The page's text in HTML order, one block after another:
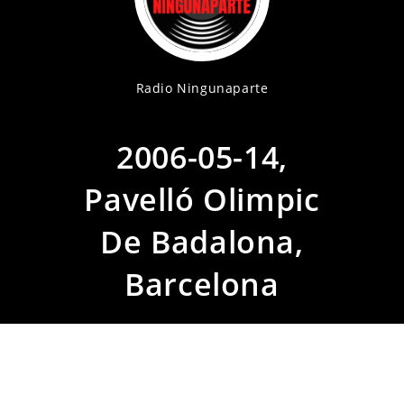
Radio Ningunaparte
2006-05-14,
Pavelló Olimpic
De Badalona,
Barcelona